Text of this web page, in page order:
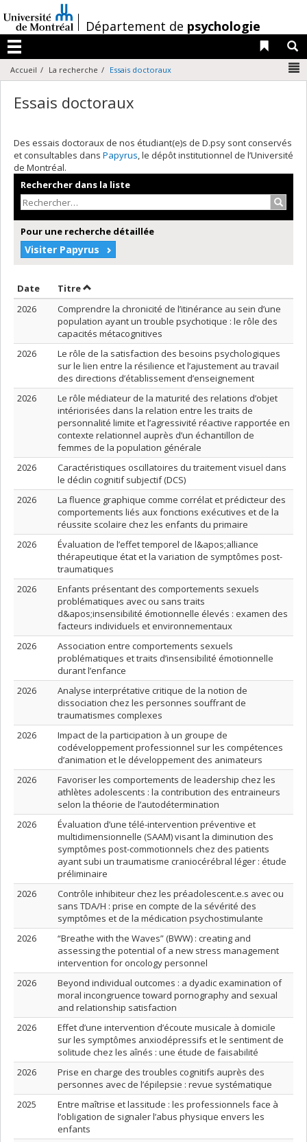
au
contenu
/Département de psychologie
Menu
Liens
Accueil La recherche Essais doctoraux
Essais doctoraux
Des essais doctoraux de nos étudiant(e)s de D.psy sont conservés
et consultables dans Papyrus, le dépôt institutionnel de l’Université
de Montréal.
Rechercher dans la liste
Pour une recherche détaillée
Visiter Papyrus
Date Trier par date en ordre croissant
TitreTrier par titre en ordre croissant
2026
Comprendre la chronicité de l’itinérance au sein d’une
population ayant un trouble psychotique : le rôle des
capacités métacognitives
2026
Le rôle de la satisfaction des besoins psychologiques
sur le lien entre la résilience et l’ajustement au travail
des directions d’établissement d’enseignement
2026
Le rôle médiateur de la maturité des relations d’objet
intériorisées dans la relation entre les traits de
personnalité limite et l’agressivité réactive rapportée en
contexte relationnel auprès d’un échantillon de
femmes de la population générale
2026
Caractéristiques oscillatoires du traitement visuel dans
le déclin cognitif subjectif (DCS)
2026
La fluence graphique comme corrélat et prédicteur des
comportements liés aux fonctions exécutives et de la
réussite scolaire chez les enfants du primaire
2026
Évaluation de l’effet temporel de l&apos;alliance
thérapeutique état et la variation de symptômes post-
traumatiques
2026
Enfants présentant des comportements sexuels
problématiques avec ou sans traits
d&apos;insensibilité émotionnelle élevés : examen des
facteurs individuels et environnementaux
2026
Association entre comportements sexuels
problématiques et traits d’insensibilité émotionnelle
durant l’enfance
2026
Analyse interprétative critique de la notion de
dissociation chez les personnes souffrant de
traumatismes complexes
2026
Impact de la participation à un groupe de
codéveloppement professionnel sur les compétences
d’animation et le développement des animateurs
2026
Favoriser les comportements de leadership chez les
athlètes adolescents : la contribution des entraineurs
selon la théorie de l’autodétermination
2026
Évaluation d’une télé-intervention préventive et
multidimensionnelle (SAAM) visant la diminution des
symptômes post-commotionnels chez des patients
ayant subi un traumatisme craniocérébral léger : étude
préliminaire
2026
Contrôle inhibiteur chez les préadolescent.e.s avec ou
sans TDA/H : prise en compte de la sévérité des
symptômes et de la médication psychostimulante
2026
“Breathe with the Waves” (BWW) : creating and
assessing the potential of a new stress management
intervention for oncology personnel
2026
Beyond individual outcomes : a dyadic examination of
moral incongruence toward pornography and sexual
and relationship satisfaction
2026
Effet d’une intervention d’écoute musicale à domicile
sur les symptômes anxiodépressifs et le sentiment de
solitude chez les aînés : une étude de faisabilité
2026
Prise en charge des troubles cognitifs auprès des
personnes avec de l’épilepsie : revue systématique
2025
Entre maîtrise et lassitude : les professionnels face à
l’obligation de signaler l’abus physique envers les
enfants